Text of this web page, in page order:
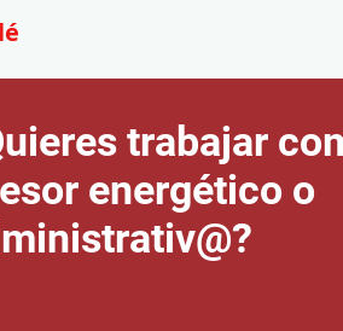
trabajar
energético o